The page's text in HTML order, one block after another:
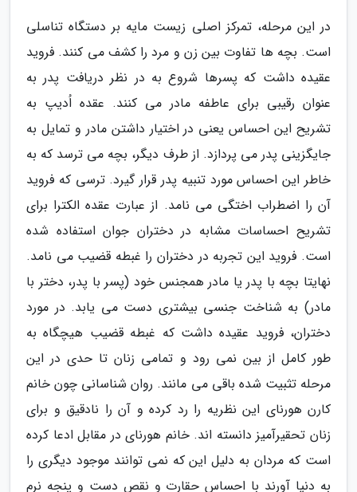
در این مرحله، تمرکز اصلی زیست مایه بر دستگاه تناسلی
است. بچه ها تفاوت بین زن و مرد را کشف می کنند. فروید
عقیده داشت که پسرها شروع به در نظر دریافت پدر به
عنوان رقیبی برای عاطفه مادر می کنند. عقده اُدیپ به
تشریح این احساس یعنی در اختیار داشتن مادر و تمایل به
جایگزینی پدر می پردازد. از طرف دیگر، بچه می ترسد که به
خاطر این احساس مورد تنبیه پدر قرار گیرد. ترسی که فروید
آن را اضطراب اختگی می نامد. از عبارت عقده الکترا برای
تشریح احساسات مشابه در دختران جوان استفاده شده
است. فروید این تجربه در دختران را غبطه قضیب می نامد.
نهایتا بچه با پدر یا مادر همجنس خود (پسر با پدر، دختر با
مادر) به شناخت جنسی بیشتری دست می یابد. در مورد
دختران، فروید عقیده داشت که غبطه قضیب هیچگاه به
طور کامل از بین نمی رود و تمامی زنان تا حدی در این
مرحله تثبیت شده باقی می مانند. روان شناسانی چون خانم
کارن هورنای این نظریه را رد کرده و آن را نادقیق و برای
زنان تحقیرآمیز دانسته اند. خانم هورنای در مقابل ادعا کرده
است که مردان به دلیل این که نمی توانند موجود دیگری را
به دنیا آورند با احساس حقارت و نقص دست و پنجه نرم